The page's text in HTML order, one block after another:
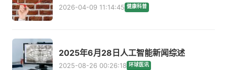
2026-04-09 11:14:45 健康科普
2025年6月28日人工智能新闻综述
2025-08-26 00:26:18 环球医讯